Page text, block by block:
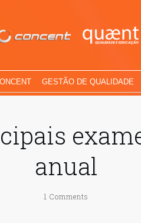
GESTÃO DE QUALIDADE
anual
1 Comments